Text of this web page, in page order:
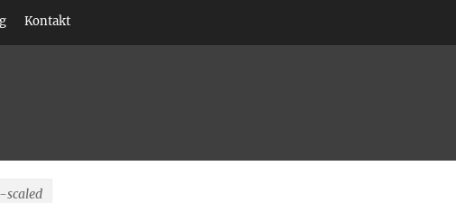
Kontakt
scaled